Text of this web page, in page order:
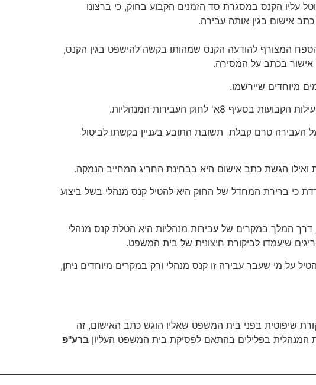
עליו הקנס במסגרת סד הזמנים הקבוע בחוק, כי ברצונו
אישום בגין אותה עבירה.
המצורף להודעה הקנס שמהותו בקשה להישפט בגין הקנס,
אישור בכתב על המסירה.
מיוחדים שיירשמו.
העבירה טרם קבלת תשובת התובע בעניין בקשתו לביטול
הגשת כתב אישום היא בבחינת החריג המחייב הנמקה.
כי ברירת המחדל של החוק היא להטיל קנס מנהלי בשל ביצוע
המלך במקרים של עבירות מנהליות היא הטלת קנס מנהלי
שיעמדו לביקורת חיצונית של בית המשפט.
על מי שעבר עבירה זו קנס מנהלי ורק במקרים מיוחדים ניתן,
שיפוטית בפני בית המשפט שאליו הוגש כתב האישום, זה
המנהלית בפלילים בהתאם לפסיקת בית המשפט העליון ברע"פ